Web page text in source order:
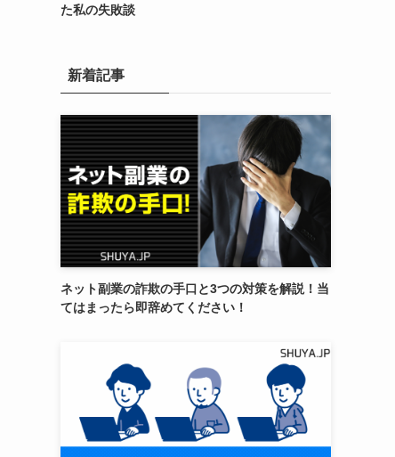
た私の失敗談
新着記事
ネット副業の詐欺の手口と3つの対策を解説！当
てはまったら即辞めてください！